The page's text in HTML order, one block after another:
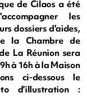
de Cilaos a été
les
dossiers d'aides,
la Chambre de
La Réunion sera
à 16h à la Maison
ci-dessous le
d'illustration :